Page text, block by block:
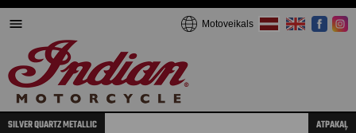
Motoveikals
SILVER QUARTZ METALLIC ATPAKAĻ